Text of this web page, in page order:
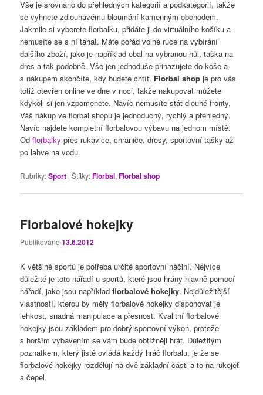
Vše je srovnáno do přehledných kategorií a podkategorií, takže
se vyhnete zdlouhavému bloumání kamenným obchodem.
Jakmile si vyberete florbalku, přidáte ji do virtuálního košíku a
nemusíte se s ní tahat. Máte pořád volné ruce na vybírání
dalšího zboží, jako je například obal na vybranou hůl, taška na
dres a tak podobně. Vše jen jednoduše přihazujete do koše a
s nákupem skončíte, kdy budete chtít. Florbal shop je pro vás
totiž otevřen online ve dne v noci, takže nakupovat můžete
kdykoli si jen vzpomenete. Navíc nemusíte stát dlouhé fronty.
Váš nákup ve florbal shopu je jednoduchý, rychlý a přehledný.
Navíc najdete kompletní florbalovou výbavu na jednom místě.
Odflorbalky přes rukavice, chrániče, dresy, sportovní tašky až
po lahve na vodu.
Rubriky:Sport |Štítky:Florbal,Florbal shop
Florbalové hokejky
Publikováno13.6.2012
K většině sportů je potřeba určité sportovní náčiní. Nejvíce
důležité je toto nářadí u sportů, které jsou hrány hlavně pomocí
nářadí, jako jsou napříkladflorbalové hokejky. Nejdůležitější
vlastností, kterou by měly florbalové hokejky disponovat je
lehkost, snadná manipulace a přesnost. Kvalitní florbalové
hokejky jsou základem pro dobrý sportovní výkon, protože
s horším vybavením se vám bude obtížněji hrát. Důležitým
poznatkem, který jistě ovládá každý hráč florbalu, je že se
florbalové hokejky rozdělují na dvě základní části a to na rukojeť
a čepel.